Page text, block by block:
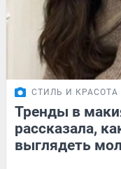
СТИЛЬ И КРАСОТА
Тренды в
рассказала,
выглядеть